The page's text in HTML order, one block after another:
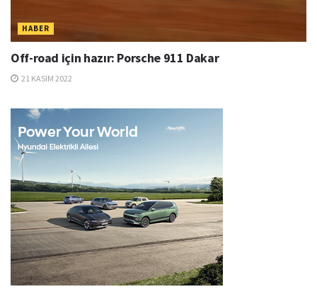
HABER
Off-road için hazır: Porsche 911 Dakar
21 KASIM 2022